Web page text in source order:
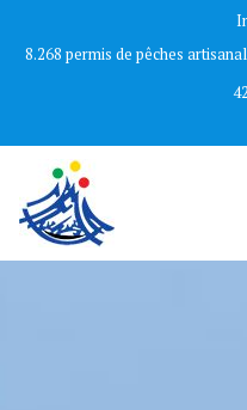
8.268 permis de pêches